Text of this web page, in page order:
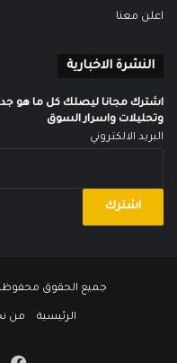
اعلن معنا
النشرة الاخبارية
اشترك مجانا ليصلك كل ما هو
وتحليلات واسرار السوق
البريد الالكتروني
جميع الحقوق
الرئيسية من